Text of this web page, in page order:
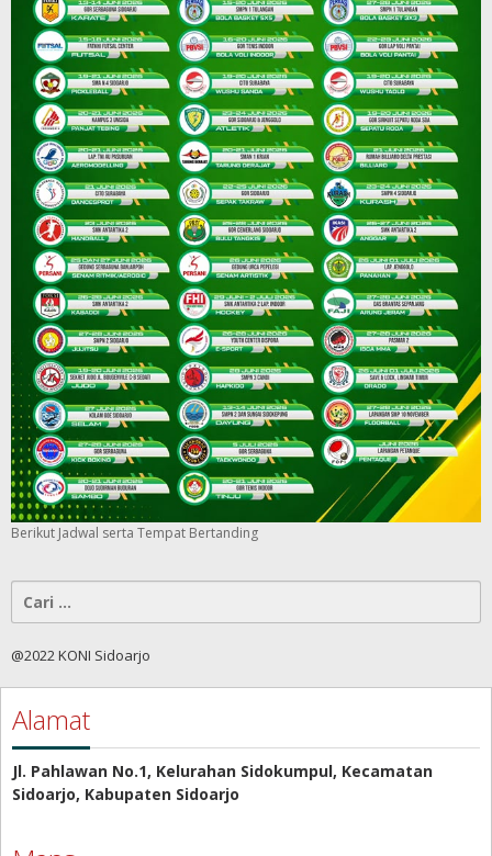
Berikut Jadwal serta Tempat Bertanding
untuk:
@2022 KONI Sidoarjo
Alamat
Jl. Pahlawan No.1, Kelurahan Sidokumpul, Kecamatan
Sidoarjo, Kabupaten Sidoarjo